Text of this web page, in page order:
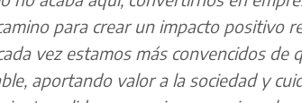
para crear un impacto positivo
vez estamos más convencidos de
aportando valor a la sociedad y